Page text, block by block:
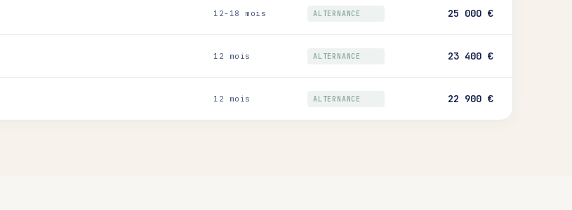
12-18 mois ALTERNANCE 25 000 €
12 mois ALTERNANCE 23 400 €
12 mois ALTERNANCE 22 900 €